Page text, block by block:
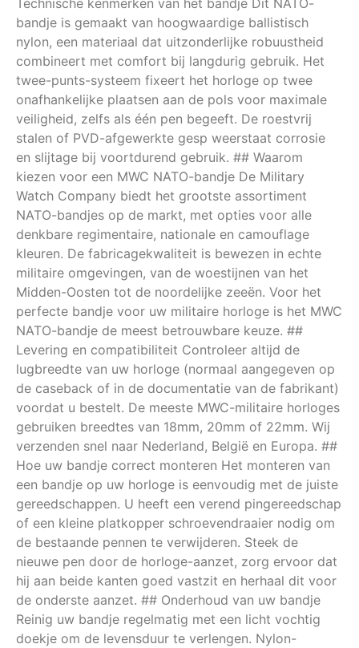
Technische kenmerken van het bandje Dit NATO-
bandje is gemaakt van hoogwaardige ballistisch
nylon, een materiaal dat uitzonderlijke robuustheid
combineert met comfort bij langdurig gebruik. Het
twee-punts-systeem fixeert het horloge op twee
onafhankelijke plaatsen aan de pols voor maximale
veiligheid, zelfs als één pen begeeft. De roestvrij
stalen of PVD-afgewerkte gesp weerstaat corrosie
en slijtage bij voortdurend gebruik. ## Waarom
kiezen voor een MWC NATO-bandje De Military
Watch Company biedt het grootste assortiment
NATO-bandjes op de markt, met opties voor alle
denkbare regimentaire, nationale en camouflage
kleuren. De fabricagekwaliteit is bewezen in echte
militaire omgevingen, van de woestijnen van het
Midden-Oosten tot de noordelijke zeeën. Voor het
perfecte bandje voor uw militaire horloge is het MWC
NATO-bandje de meest betrouwbare keuze. ##
Levering en compatibiliteit Controleer altijd de
lugbreedte van uw horloge (normaal aangegeven op
de caseback of in de documentatie van de fabrikant)
voordat u bestelt. De meeste MWC-militaire horloges
gebruiken breedtes van 18mm, 20mm of 22mm. Wij
verzenden snel naar Nederland, België en Europa. ##
Hoe uw bandje correct monteren Het monteren van
een bandje op uw horloge is eenvoudig met de juiste
gereedschappen. U heeft een verend pingereedschap
of een kleine platkopper schroevendraaier nodig om
de bestaande pennen te verwijderen. Steek de
nieuwe pen door de horloge-aanzet, zorg ervoor dat
hij aan beide kanten goed vastzit en herhaal dit voor
de onderste aanzet. ## Onderhoud van uw bandje
Reinig uw bandje regelmatig met een licht vochtig
doekje om de levensduur te verlengen. Nylon-